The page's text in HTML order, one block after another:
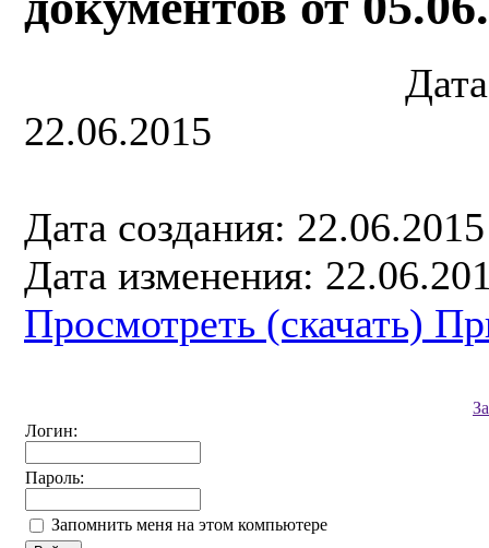
22.06.2015
Дата создания:
Дата изменения:
Просмотреть (скачать)
Логин:
Пароль:
Запомнить меня на этом компьютере